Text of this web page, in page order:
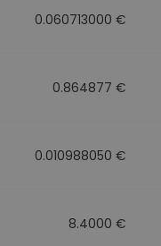
0.060713000 €
0.864877 €
0.010988050 €
8.4000 €